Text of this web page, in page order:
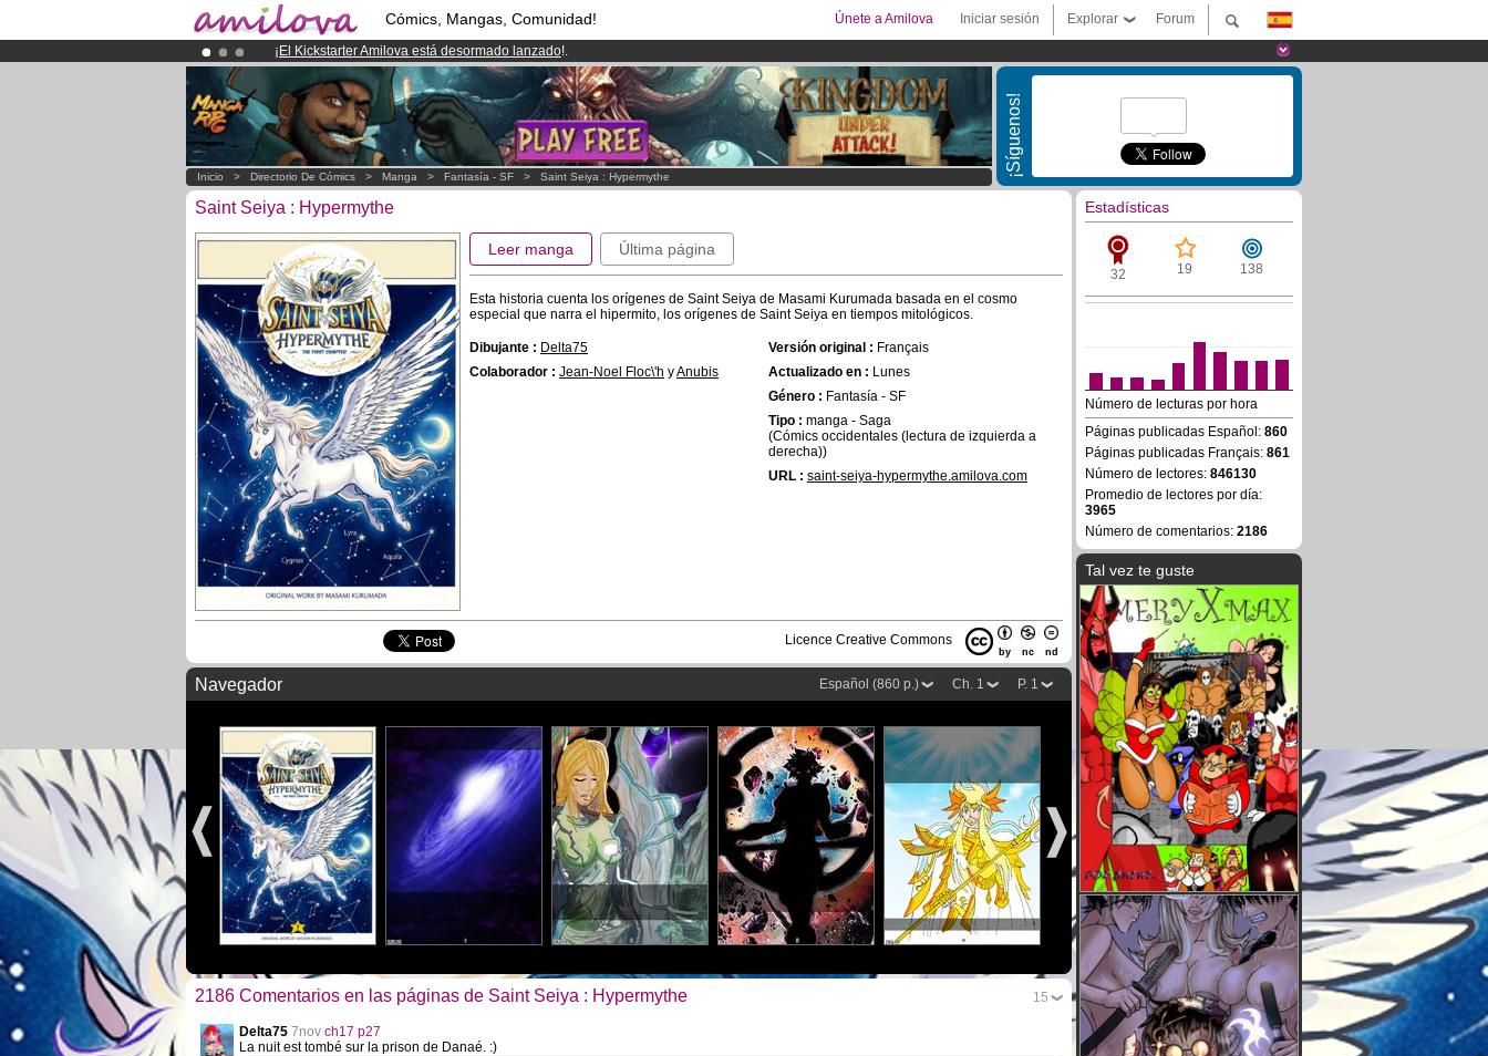
Cómics, Mangas, Comunidad! Forum
Explorar
Iniciar sesión
Únete a Amilova
¡ El Kickstarter Amilova está desormado lanzado!.
¡Ya tenemos 134393miembrosy 1208Cómics y Mangas!.
¡Conviertete en Premium por3.95 euros al mes!Hazte Premium ya
¡Síguenos!
Inicio > Directorio De Cómics > Manga > Fantasía - SF > Saint Seiya : Hypermythe
Saint Seiya : Hypermythe
Leer manga Última página
Esta historia cuenta los orígenes de Saint Seiya de Masami Kurumada basada en el cosmo
especial que narra el hipermito, los orígenes de Saint Seiya en tiempos mitológicos.
Dibujante : Delta75
Colaborador : Jean-Noel Floc\'h yAnubis
Versión original : Français
Actualizado en : Lunes
Género : Fantasía - SF
Tipo : manga - Saga
(Cómics occidentales (lectura de izquierda a
derecha))
URL : saint-seiya-hypermythe.amilova.com
Licence Creative Commons
by nc nd
P. 1
Ch. 1
Español (860 p.)
Navegador
15
2186 Comentarios en las páginas de Saint Seiya : Hypermythe
Delta75 7nov ch17 p27
La nuit est tombé sur la prison de Danaé. :)
Estadísticas
32 19 138
Número de lecturas por hora
Páginas publicadas Español: 860
Páginas publicadas Français: 861
Número de lectores: 846130
Promedio de lectores por día:
3965
Número de comentarios: 2186
Tal vez te guste